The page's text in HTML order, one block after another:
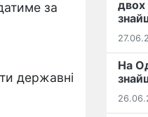
за
державні
двох
На